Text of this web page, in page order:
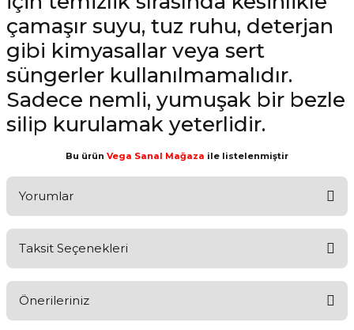
çamaşır suyu, tuz ruhu, deterjan
gibi kimyasallar veya sert
süngerler kullanılmamalıdır.
Sadece nemli, yumuşak bir bezle
silip kurulamak yeterlidir.
Bu ürün Vega Sanal Mağaza ile listelenmiştir
Yorumlar
Taksit Seçenekleri
Önerileriniz